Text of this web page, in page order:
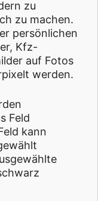
zu
zu machen.
persönlichen
Kfz-
auf Fotos
werden.
Feld
kann